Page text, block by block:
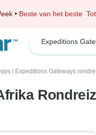
• Beste van het beste
/ Expeditions Gateways